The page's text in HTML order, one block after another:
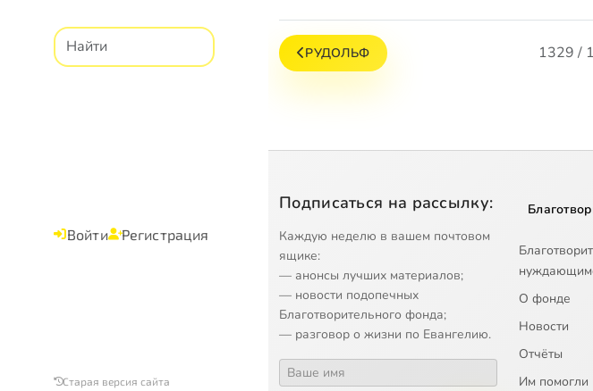
Войти Регистрация
Старая версия сайта
РУДОЛЬФ 1329 /
Подписаться на рассылку:
Каждую неделю в вашем почтовом
ящике:
— анонсы лучших материалов;
— новости подопечных
Благотворительного фонда;
— разговор о жизни по Евангелию.
О фонде
Новости
Отчёты
Им помогли